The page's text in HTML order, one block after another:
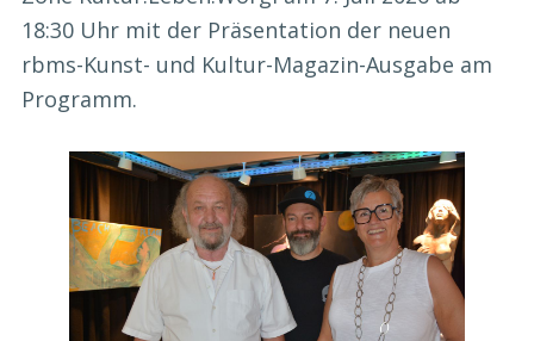
18:30 Uhr mit der Präsentation der neuen
rbms-Kunst- und Kultur-Magazin-Ausgabe am
Programm.